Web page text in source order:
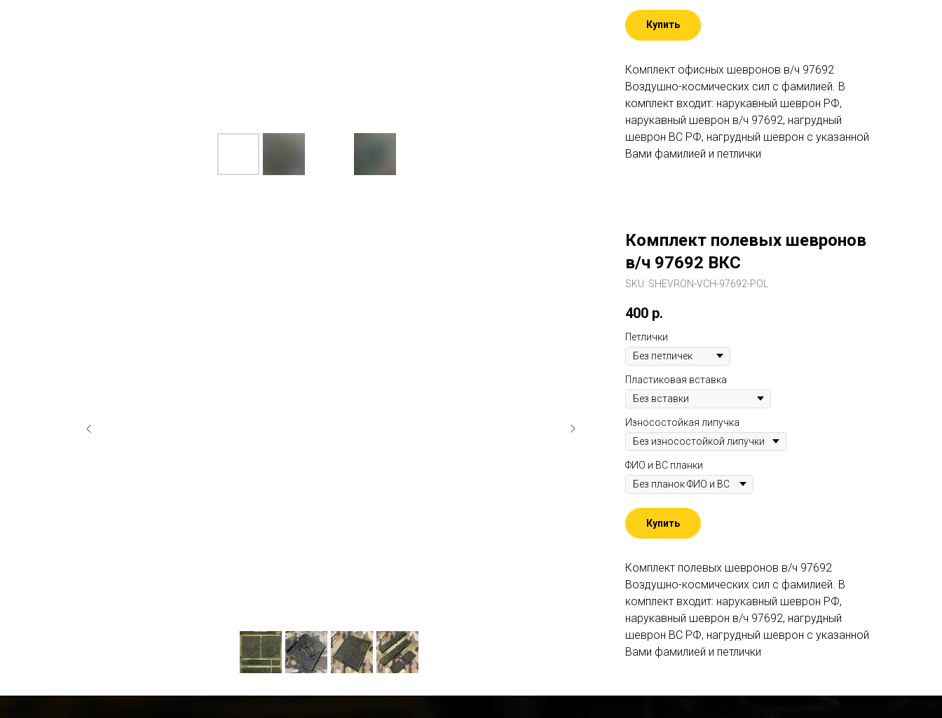
Купить
Комплект офисных шевронов в/ч 97692
Воздушно-космических сил c фамилией. В
комплект входит: нарукавный шеврон РФ,
нарукавный шеврон в/ч 97692, нагрудный
шеврон ВС РФ, нагрудный шеврон с указанной
Вами фамилией и петлички
Комплект полевых шевронов
в/ч 97692 ВКС
SKU: SHEVRON-VCH-97692-POL
400 р.
Петлички
Пластиковая вставка
Износостойкая липучка
ФИО и ВС планки
Купить
Комплект полевых шевронов в/ч 97692
Воздушно-космических сил c фамилией. В
комплект входит: нарукавный шеврон РФ,
нарукавный шеврон в/ч 97692, нагрудный
шеврон ВС РФ, нагрудный шеврон с указанной
Вами фамилией и петлички